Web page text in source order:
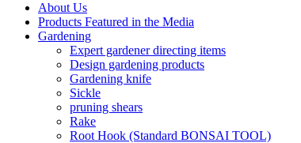
About Us
Products Featured in the Media
Gardening
Expert gardener directing items
Design gardening products
Gardening knife
Sickle
pruning shears
Rake
Root Hook (Standard BONSAI TOOL)